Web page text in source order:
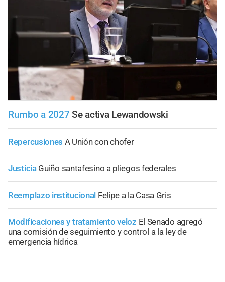
Rumbo a 2027 Se activa Lewandowski
Repercusiones A Unión con chofer
Justicia Guiño santafesino a pliegos federales
Reemplazo institucional Felipe a la Casa Gris
Modificaciones y tratamiento veloz El Senado agregó
una comisión de seguimiento y control a la ley de
emergencia hídrica